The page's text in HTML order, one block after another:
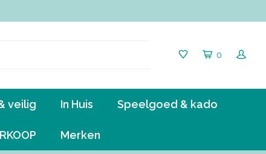
0
veilig In Huis Speelgoed & kado
Merken